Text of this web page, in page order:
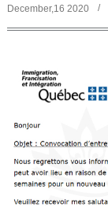
December,16 2020